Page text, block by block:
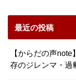
最近の投稿
【からだの声
存のジレンマ・